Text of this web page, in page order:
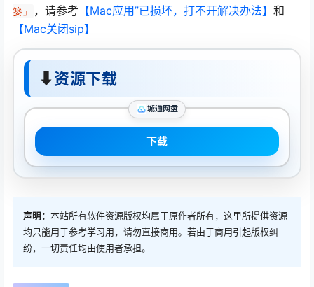
篓」
，请参考 【Mac应用”已损坏，打不开解决办法】 和
【Mac关闭sip】
⬇资源下载
城通网盘
下载
声明： 本站所有软件资源版权均属于原作者所有，这里所提供资源
均只能用于参考学习用，请勿直接商用。若由于商用引起版权纠
纷，一切责任均由使用者承担。